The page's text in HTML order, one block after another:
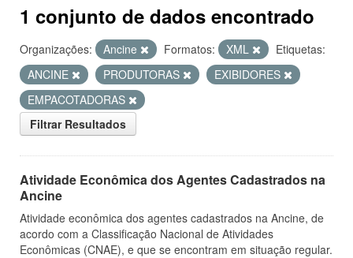
1 conjunto de dados encontrado
Organizações: Ancine Formatos: XML
Etiquetas:
ANCINE
PRODUTORAS
EXIBIDORES
EMPACOTADORAS
Filtrar Resultados
Atividade Econômica dos Agentes Cadastrados na
Ancine
Atividade econômica dos agentes cadastrados na Ancine, de
acordo com a Classificação Nacional de Atividades
Econômicas (CNAE), e que se encontram em situação regular.